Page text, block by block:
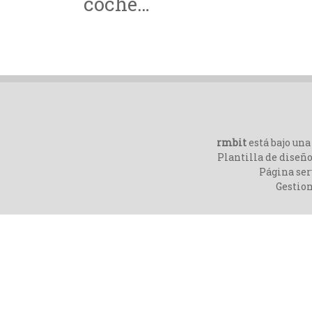
rmbitestá bajo una
Plantilla de
Página